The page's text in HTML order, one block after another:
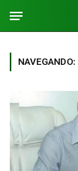
NAVEGANDO: